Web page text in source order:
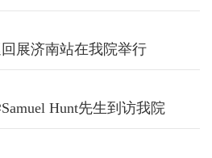
展济南站在我院举行
Hunt先生到访我院